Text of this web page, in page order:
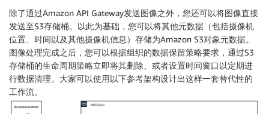
                            },
"Confidence":
                            "Type": "FACE_COVER",
                            "CoversBodyPart": {
"Confidence":
                                "Value": true
                            }
                        }
                    ]
除了通过Amazon API Gateway发送图像之外，您还可以将图像直接
发送至S3存储桶。以此为基础，您可以将其他元数据（包括摄像机
位置、时间以及其他摄像机信息）存储为Amazon S3对象元数据。
图像处理完成之后，您可以根据组织的数据保留策略要求，通过S3
存储桶的生命周期策略立即将其删除、或者设置时间窗口以定期进
行数据清理。大家可以使用以下参考架构设计出这样一套替代性的
工作流。